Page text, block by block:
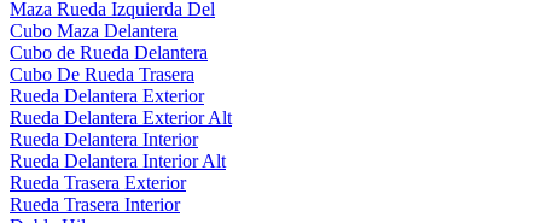
Maza Rueda Izquierda Del
Cubo Maza Delantera
Cubo de Rueda Delantera
Cubo De Rueda Trasera
Rueda Delantera Exterior
Rueda Delantera Exterior Alt
Rueda Delantera Interior
Rueda Delantera Interior Alt
Rueda Trasera Exterior
Rueda Trasera Interior